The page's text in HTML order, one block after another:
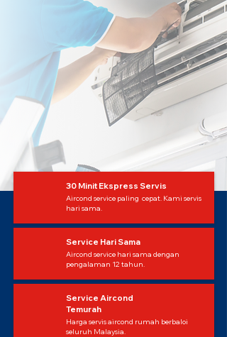
30 Minit Ekspress Servis
Aircond service paling cepat. Kami servis
hari sama.
Service Hari Sama
Aircond service hari sama dengan
pengalaman 12 tahun.
Service Aircond
Temurah
Harga servis aircond rumah berbaloi
seluruh Malaysia.